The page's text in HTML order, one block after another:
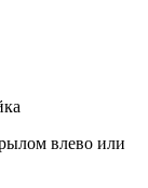
влево или